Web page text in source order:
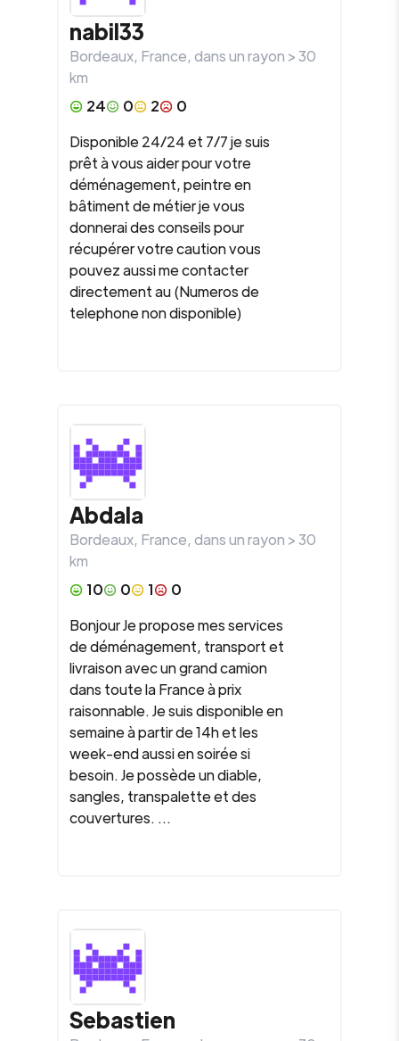
nabil33
Bordeaux, France, dans un rayon >30
km
24
0 2
0
Disponible 24/24 et 7/7 je suis
prêt à vous aider pour votre
déménagement, peintre en
bâtiment de métier je vous
donnerai des conseils pour
récupérer votre caution vous
pouvez aussi me contacter
directement au (Numeros de
telephone non disponible)
Abdala
Bordeaux, France, dans un rayon >30
km
10
0 1
0
Bonjour Je propose mes services
de déménagement, transport et
livraison avec un grand camion
dans toute la France à prix
raisonnable. Je suis disponible en
semaine à partir de 14h et les
week-end aussi en soirée si
besoin. Je possède un diable,
sangles, transpalette et des
couvertures. ...
Sebastien